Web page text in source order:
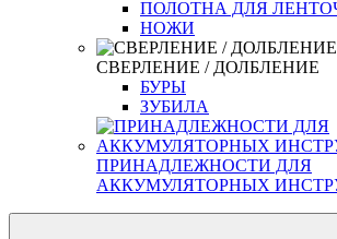
ПОЛОТНА ДЛЯ
НОЖИ
СВЕРЛЕНИЕ / ДОЛБЛЕНИЕ
БУРЫ
ЗУБИЛА
ПРИНАДЛЕЖНОСТИ ДЛЯ
АККУМУЛЯТОРНЫХ